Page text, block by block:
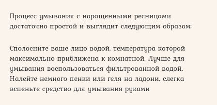
Процесс умывания с наращенными ресницами
достаточно простой и выглядит следующим образом:
Сполосните ваше лицо водой, температура которой
максимально приближена к комнатной. Лучше для
умывания воспользоваться фильтрованной водой.
Налейте немного пенки или геля на ладони, слегка
вспеньте средство для умывания руками